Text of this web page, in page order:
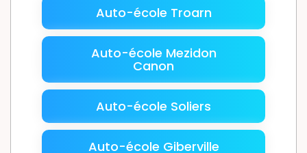
Auto-école Troarn
Auto-école Mezidon
Canon
Auto-école Soliers
Auto-école Giberville